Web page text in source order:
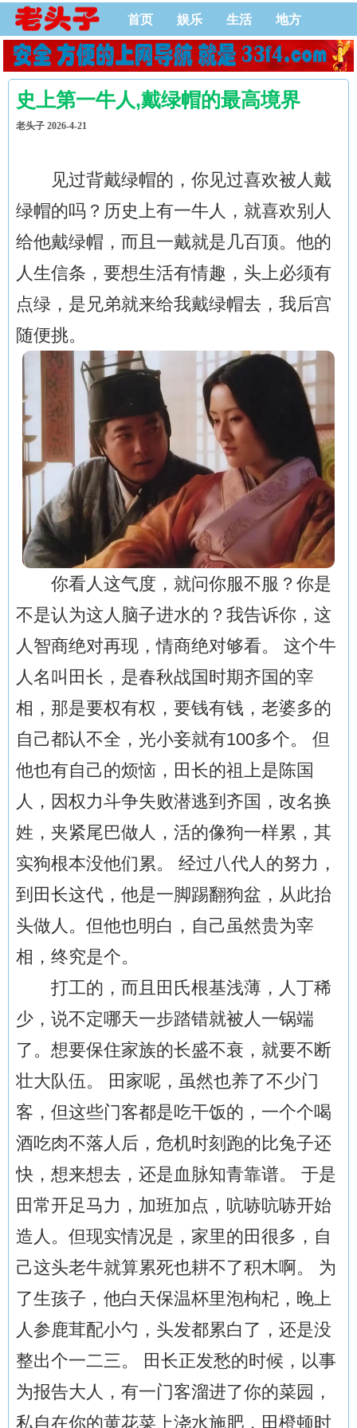
首页 娱乐 生活 地方
电脑 查询 公益 大学
新闻 教育
史上第一牛人,戴绿帽的最高境界
老头子 2026-4-21
见过背戴绿帽的，你见过喜欢被人戴
绿帽的吗？历史上有一牛人，就喜欢别人
给他戴绿帽，而且一戴就是几百顶。他的
人生信条，要想生活有情趣，头上必须有
点绿，是兄弟就来给我戴绿帽去，我后宫
随便挑。
你看人这气度，就问你服不服？你是
不是认为这人脑子进水的？我告诉你，这
人智商绝对再现，情商绝对够看。 这个牛
人名叫田长，是春秋战国时期齐国的宰
相，那是要权有权，要钱有钱，老婆多的
自己都认不全，光小妾就有100多个。 但
他也有自己的烦恼，田长的祖上是陈国
人，因权力斗争失败潜逃到齐国，改名换
姓，夹紧尾巴做人，活的像狗一样累，其
实狗根本没他们累。 经过八代人的努力，
到田长这代，他是一脚踢翻狗盆，从此抬
头做人。但他也明白，自己虽然贵为宰
相，终究是个。
打工的，而且田氏根基浅薄，人丁稀
少，说不定哪天一步踏错就被人一锅端
了。想要保住家族的长盛不衰，就要不断
壮大队伍。 田家呢，虽然也养了不少门
客，但这些门客都是吃干饭的，一个个喝
酒吃肉不落人后，危机时刻跑的比兔子还
快，想来想去，还是血脉知青靠谱。 于是
田常开足马力，加班加点，吭哧吭哧开始
造人。但现实情况是，家里的田很多，自
己这头老牛就算累死也耕不了积木啊。 为
了生孩子，他白天保温杯里泡枸杞，晚上
人参鹿茸配小勺，头发都累白了，还是没
整出个一二三。 田长正发愁的时候，以事
为报告大人，有一门客溜进了你的菜园，
私自在你的黄花菜上浇水施肥，田橙顿时